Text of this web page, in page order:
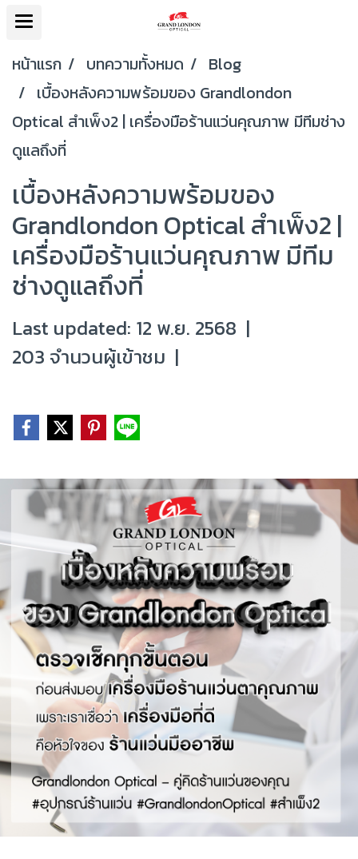
หน้าแรก บทความทั้งหมด
Blog
เบื้องหลังความพร้อมของ Grandlondon
Optical สำเพ็ง2 | เครื่องมือร้านแว่นคุณภาพ มีทีมช่าง
ดูแลถึงที่
เบื้องหลังความพร้อมของ
Grandlondon Optical สำเพ็ง2 |
เครื่องมือร้านแว่นคุณภาพ มีทีม
ช่างดูแลถึงที่
Last updated: 12 พ.ย. 2568 |
203 จำนวนผู้เข้าชม |